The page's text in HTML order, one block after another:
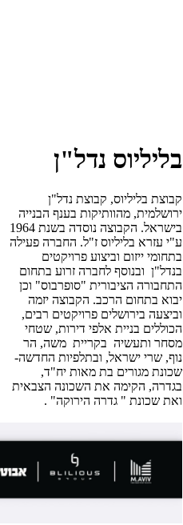
בליליוס נדל"ן
קבוצת בליליוס, קבוצת נדל"ן
ירושלמית, מהוותיקות בענף הבנייה
בישראל. הקבוצה נוסדה בשנת 1964
ע"י עזרא בליליוס ז"ל. החברה פעילה
בתחומי ייזום וביצוע פרויקטים
בנדל"ן ובנוסף לחברה זרוע בתחום
התחבורה הציבורית "סופרבוס" וכן
יבוא בתחום הרכב. הקבוצה יזמה
וביצעה בירושלים פרויקטים רבים,
הכוללים בניית אלפי דירות, שטחי
מסחר ותעשיה בקריית משה, הר
נוף, שרי ישראל, ובתלפיות החדשה-
שכונת מגורים בת מאות יח"ד,
בגדרה, הקימה את השכונה הצבאית
ואת שכונת " גדרה הירוקה" .